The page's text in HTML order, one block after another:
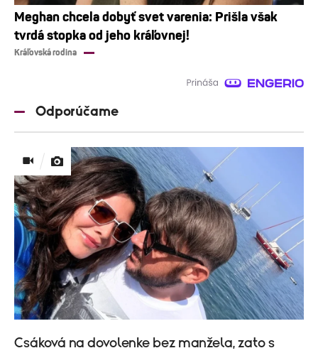
Meghan chcela dobyť svet varenia: Prišla však
tvrdá stopka od jeho kráľovnej!
Kráľovská rodina
Odporúčame
Csáková na dovolenke bez manžela, zato s